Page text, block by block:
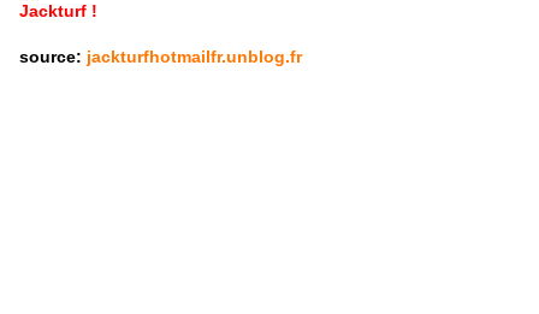
Jackturf !
source: jackturfhotmailfr.unblog.fr